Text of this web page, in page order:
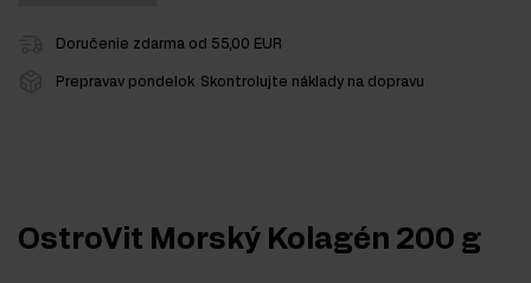
Doručenie zdarma od 55,00 EUR
Prepravav pondelok Skontrolujte náklady na dopravu
OstroVit Morský Kolagén 200 g